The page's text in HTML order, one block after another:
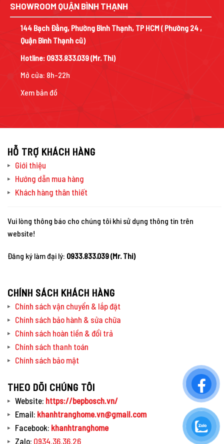
SHOWROOM QUẬN BÌNH THẠNH
144 Bạch Đằng, Phường Bình Thạnh, TP HCM ( Phường 24 ,
Quận Bình Thạnh cũ)
Hotline: 0933.833.039(Mr. Thi)
Mở cửa: 8h-22h
Xem bản đồ
HỖ TRỢ KHÁCH HÀNG
Giới thiệu
Hướng dẫn mua hàng
Khách hàng thân thiết
Vui lòng thông báo cho chúng tôi khi sử dụng thông tin trên
website!
Đăng ký làm đại lý: 0933.833.039 (Mr. Thi)
CHÍNH SÁCH KHÁCH HÀNG
Chính sách vận chuyển & lắp đặt
Chính sách bảo hành & sửa chữa
Chính sách hoàn tiền & đổi trả
Chính sách thanh toán
Chính sách bảo mật
THEO DÕI CHÚNG TÔI
Website: https://bepbosch.vn/
Email: khanhtranghome.vn@gmail.com
Facebook: khanhtranghome
Zalo: 0934.36.36.26